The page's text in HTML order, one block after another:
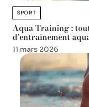
SPORT
Aqua Training :
d’entraînement
11 mars 2026